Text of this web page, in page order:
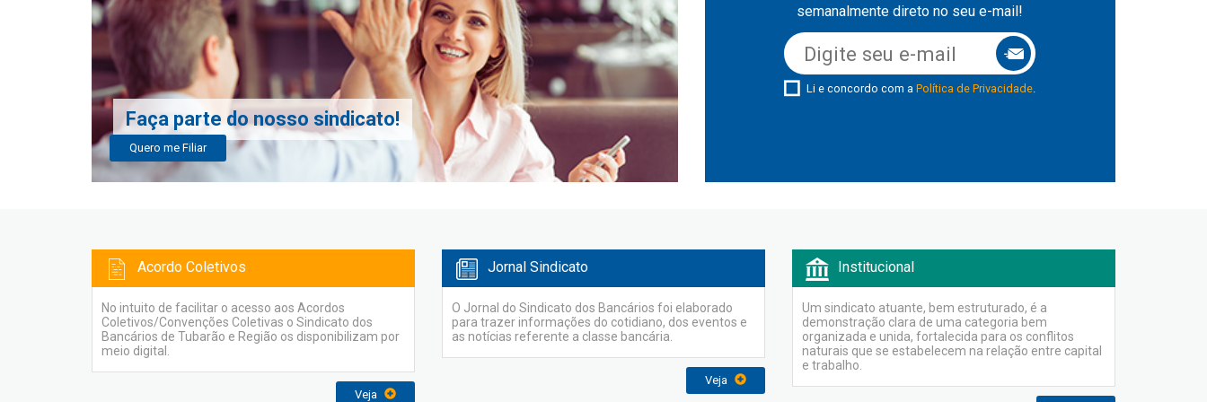
Faça parte do nosso sindicato!
Quero me Filiar
semanalmente direto no seu e-mail!
Li e concordo com aPolítica de Privacidade.
Acordo Coletivos
No intuito de facilitar o acesso aos Acordos
Coletivos/Convenções Coletivas o Sindicato dos
Bancários de Tubarão e Região os disponibilizam por
meio digital.
Veja
Jornal Sindicato
O Jornal do Sindicato dos Bancários foi elaborado
para trazer informações do cotidiano, dos eventos e
as notícias referente a classe bancária.
Veja
Institucional
Um sindicato atuante, bem estruturado, é a
demonstração clara de uma categoria bem
organizada e unida, fortalecida para os conflitos
naturais que se estabelecem na relação entre capital
e trabalho.